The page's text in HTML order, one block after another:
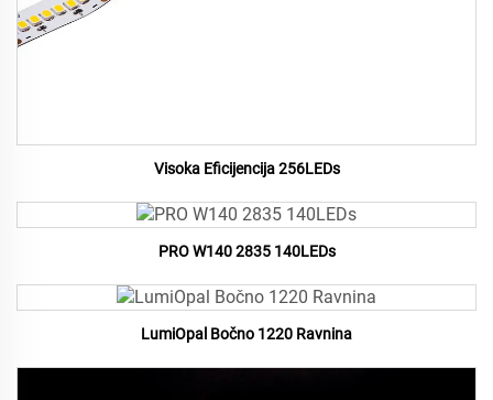
Visoka Eficijencija 256LEDs
PRO W140 2835 140LEDs
LumiOpal Bočno 1220 Ravnina